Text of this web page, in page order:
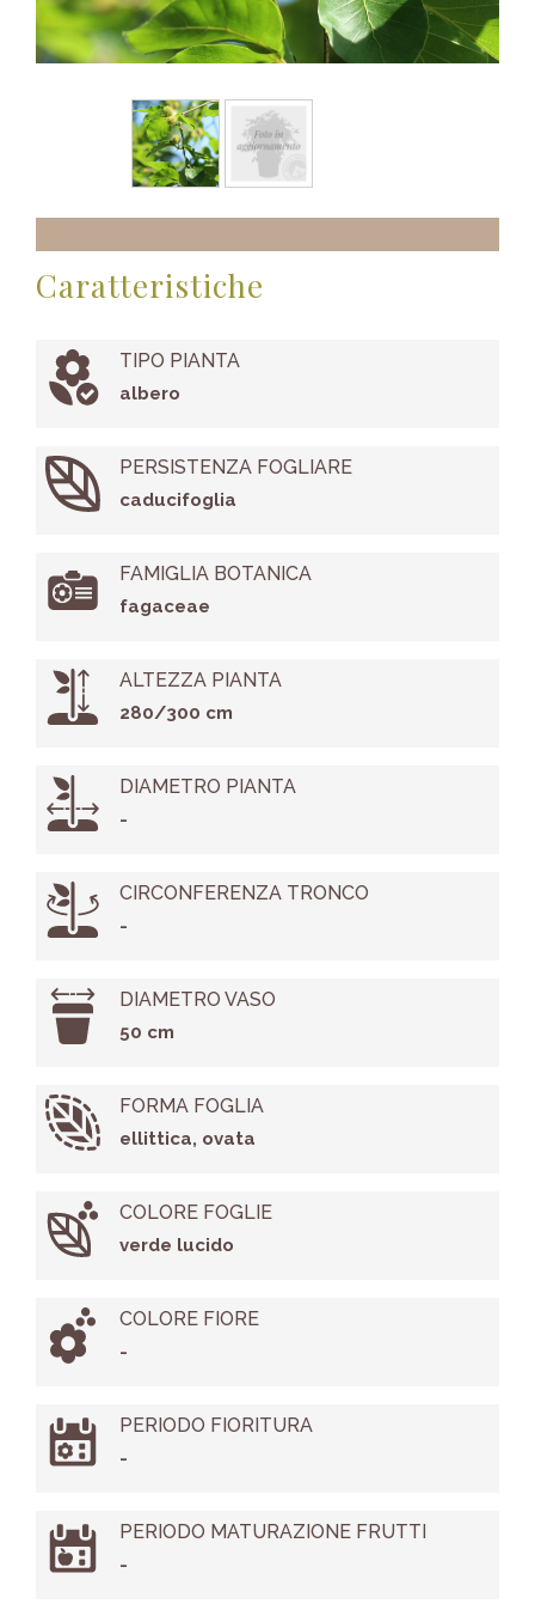
Caratteristiche
TIPO PIANTA
albero
PERSISTENZA FOGLIARE
caducifoglia
FAMIGLIA BOTANICA
fagaceae
ALTEZZA PIANTA
280/300 cm
DIAMETRO PIANTA
-
CIRCONFERENZA TRONCO
-
DIAMETRO VASO
50 cm
FORMA FOGLIA
ellittica, ovata
COLORE FOGLIE
verde lucido
COLORE FIORE
-
PERIODO FIORITURA
-
PERIODO MATURAZIONE FRUTTI
-